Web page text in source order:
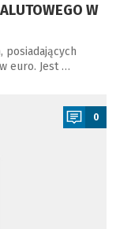
W
posiadających
euro. Jest …
0